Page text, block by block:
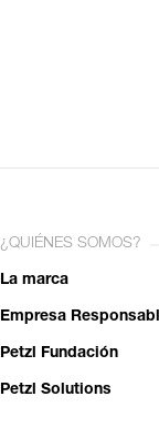
¿QUIÉNES SOMOS?
La marca
Empresa
Petzl Fundación
Petzl Solutions